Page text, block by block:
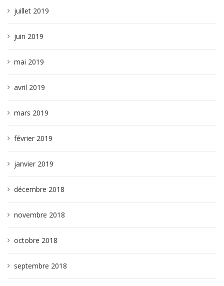
juillet 2019
juin 2019
mai 2019
avril 2019
mars 2019
février 2019
janvier 2019
décembre 2018
novembre 2018
octobre 2018
septembre 2018